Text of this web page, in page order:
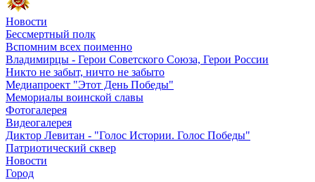
Новости
Бессмертный полк
Вспомним всех поименно
Владимирцы - Герои Советского Союза, Герои России
Никто не забыт, ничто не забыто
Медиапроект "Этот День Победы"
Мемориалы воинской славы
Фотогалерея
Видеогалерея
Диктор Левитан - "Голос Истории. Голос Победы"
Патриотический сквер
Новости
Город